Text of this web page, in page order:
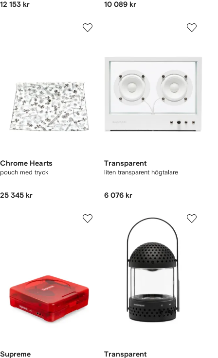
12 153 kr 10 089 kr
Chrome Hearts
pouch med tryck
25 345 kr
Transparent
liten transparent högtalare
6 076 kr
Supreme Transparent